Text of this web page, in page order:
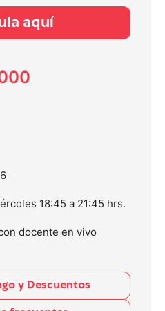
aquí
18:45 a 21:45 hrs.
docente en vivo
y Descuentos